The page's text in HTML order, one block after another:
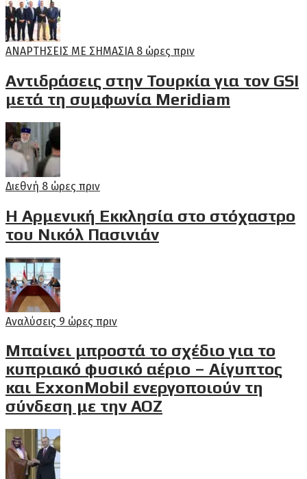
ΑΝΑΡΤΗΣΕΙΣ ΜΕ ΣΗΜΑΣΙΑ 8 ώρες πριν
Αντιδράσεις στην Τουρκία για τον GSI
μετά τη συμφωνία Meridiam
Διεθνή 8 ώρες πριν
Η Αρμενική Εκκλησία στο στόχαστρο
του Νικόλ Πασινιάν
Αναλύσεις 9 ώρες πριν
Μπαίνει μπροστά το σχέδιο για το
κυπριακό φυσικό αέριο – Αίγυπτος
και ExxonMobil ενεργοποιούν τη
σύνδεση με την ΑΟΖ